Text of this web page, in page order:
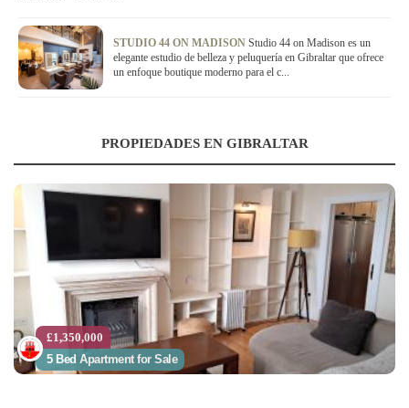
STUDIO 44 ON MADISON Studio 44 on Madison es un
elegante estudio de belleza y peluquería en Gibraltar que ofrece
un enfoque boutique moderno para el c...
PROPIEDADES EN GIBRALTAR
£1,350,000
5 Bed Apartment for Sale